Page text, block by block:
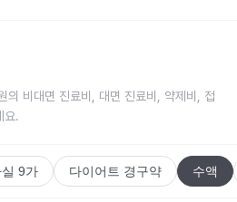
의 비대면 진료비, 대면 진료비, 약제비, 접
요.
9가 다이어트 경구약 수액